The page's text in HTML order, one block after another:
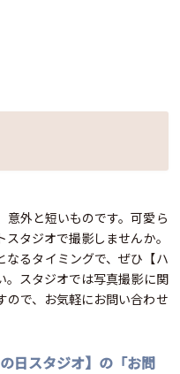
意外と短いものです。可愛ら
タジオで撮影しませんか。
なるタイミングで、ぜひ【ハ
。スタジオでは写真撮影に関
ので、お気軽にお問い合わせ
日スタジオ】の「お問